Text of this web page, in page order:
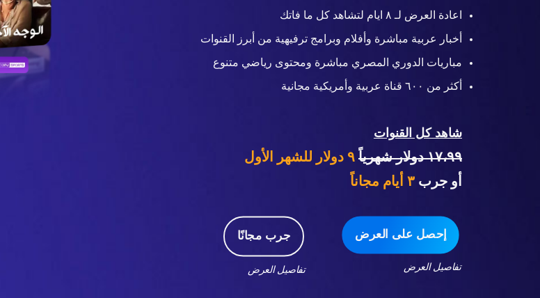
اعادة العرض لـ ٨ ايام لتشاهد كل ما فاتك
أخبار عربية مباشرة وأفلام وبرامج ترفيهية من أبرز القنوات
مباريات الدوري المصري مباشرة ومحتوى رياضي متنوع
أكثر من ٦٠٠ قناة عربية وأمريكية مجانية
شاهد كل القنوات
١٧،٩٩ دولار شهرياً
أو جرب ٣ أيام مجاناً
جرب مجانًا
تفاصيل العرض
إحصل على العرض
تفاصيل العرض